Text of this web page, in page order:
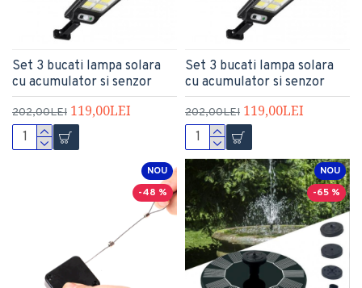
Set 3 bucati lampa solara
cu acumulator si senzor
202,00LEI 119,00LEI
Set 3 bucati lampa solara
cu acumulator si senzor
202,00LEI 119,00LEI
NOU
-48 %
NOU
-65 %